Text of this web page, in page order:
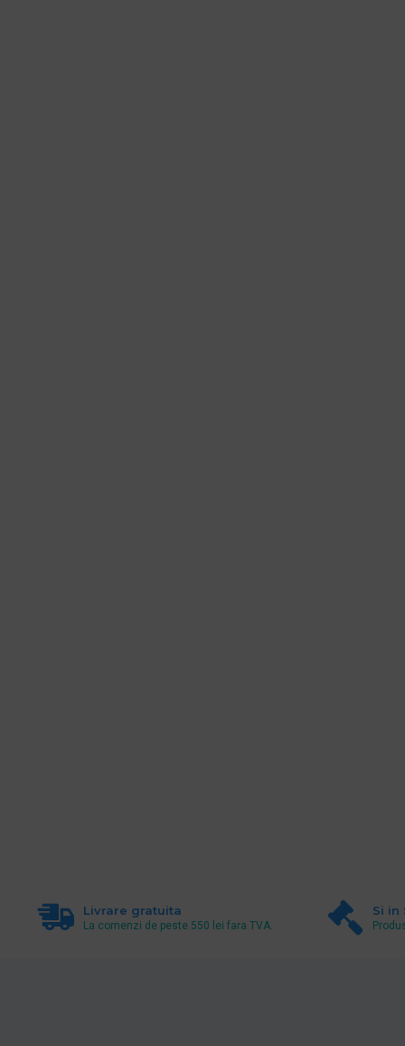
Livrare gratuita
La comenzi de peste 550 lei fara TVA.
Si in